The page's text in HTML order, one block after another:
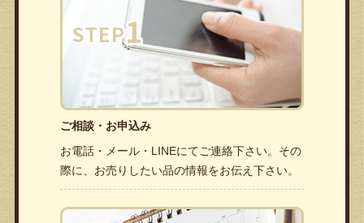
ご相談・お申込み
お電話・メール・LINEにてご連絡下さい。その
際に、お売りしたい品の情報をお伝え下さい。